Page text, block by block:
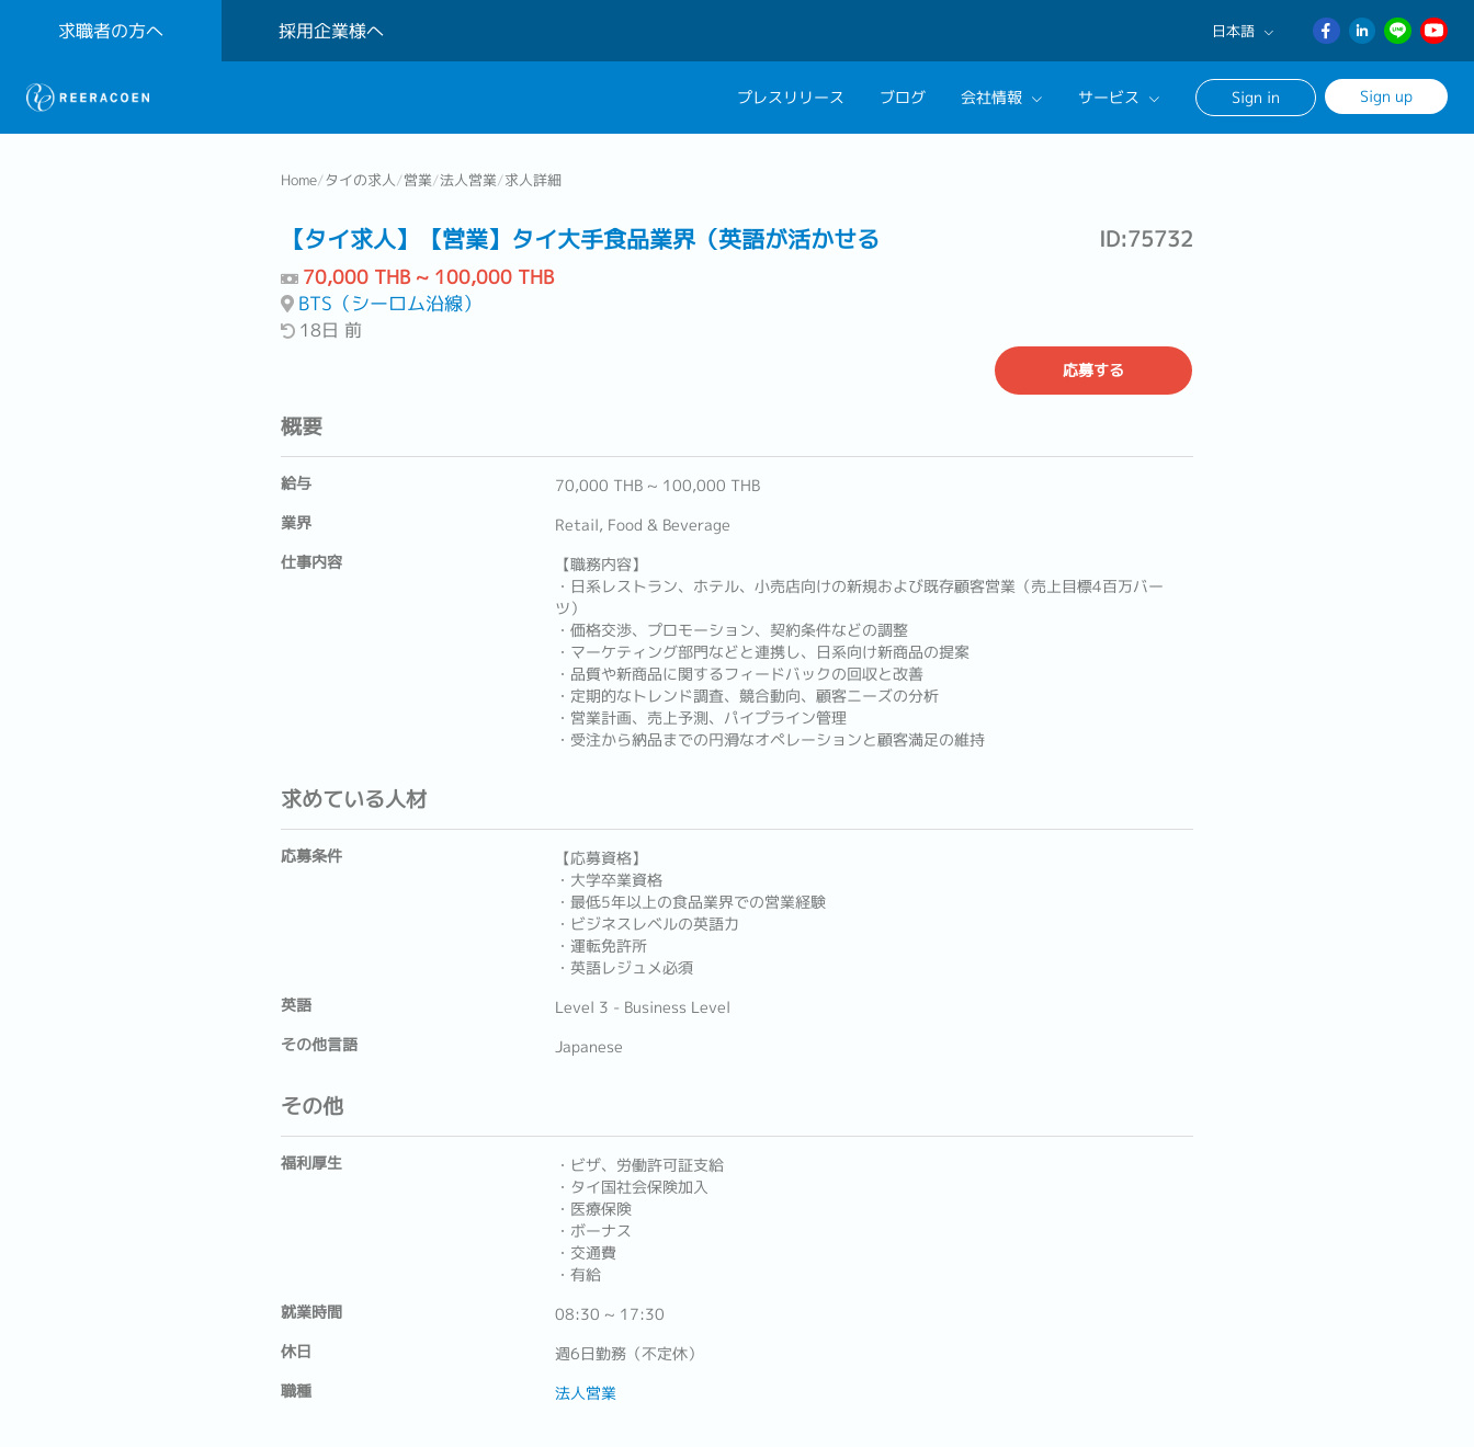
求職者の方へ 採用企業様へ 日本語
English
日本語
プレスリリース ブログ 会社情報 サービス Sign in Sign up
Home/タイの求人/営業/法人営業/求人詳細
【タイ求人】【営業】タイ大手食品業界（英語が活かせる ID:75732
70,000 THB ~ 100,000 THB
BTS（シーロム沿線）
18日 前
応募する
概要
給与
70,000 THB ~ 100,000 THB
業界
Retail, Food & Beverage
仕事内容
【職務内容】
・日系レストラン、ホテル、小売店向けの新規および既存顧客営業（売上目標4百万バー
ツ）
・価格交渉、プロモーション、契約条件などの調整
・マーケティング部門などと連携し、日系向け新商品の提案
・品質や新商品に関するフィードバックの回収と改善
・定期的なトレンド調査、競合動向、顧客ニーズの分析
・営業計画、売上予測、パイプライン管理
・受注から納品までの円滑なオペレーションと顧客満足の維持
求めている人材
応募条件
【応募資格】
・大学卒業資格
・最低5年以上の食品業界での営業経験
・ビジネスレベルの英語力
・運転免許所
・英語レジュメ必須
英語
Level 3 - Business Level
その他言語
Japanese
その他
福利厚生
・ビザ、労働許可証支給
・タイ国社会保険加入
・医療保険
・ボーナス
・交通費
・有給
就業時間
08:30 ~ 17:30
休日
週6日勤務（不定休）
職種
法人営業